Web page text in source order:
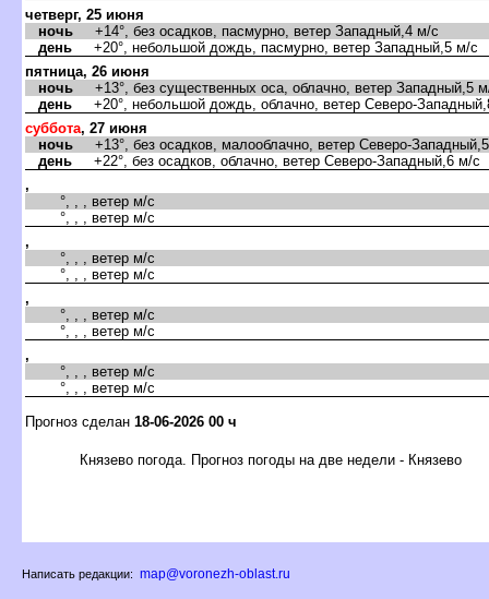
четверг, 25 июня
ночь +14°, без осадков, пасмурно, ветер Западный,4 м/с
день +20°, небольшой дождь, пасмурно, ветер Западный,5 м/с
пятница, 26 июня
ночь +13°, без существенных оса, облачно, ветер Западный,5
день +20°, небольшой дождь, облачно, ветер Северо-
суббота, 27 июня
ночь +13°, без осадков, малооблачно, ветер Северо-
день +22°, без осадков, облачно, ветер Северо-Западный,6 м/с
,
°, , , ветер м/с
°, , , ветер м/с
,
°, , , ветер м/с
°, , , ветер м/с
,
°, , , ветер м/с
°, , , ветер м/с
,
°, , , ветер м/с
°, , , ветер м/с
Прогноз сделан 18-06-2026 00 ч
Князево погода. Прогноз погоды на две недели - Князево
Написать редакции: map@voronezh-oblast.ru